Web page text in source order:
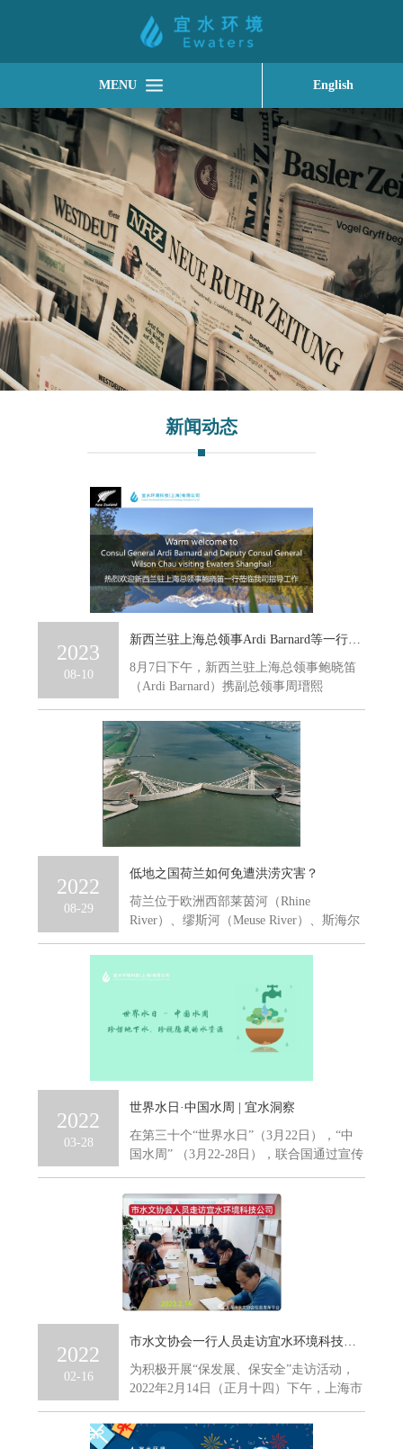
MENU English
新闻动态
2023
08-10
新西兰驻上海总领事Ardi Barnard等一行莅临考察宜水环境科技
8月7日下午，新西兰驻上海总领事鲍晓笛
（Ardi Barnard）携副总领事周瑨熙
2022
08-29
低地之国荷兰如何免遭洪涝灾害？
荷兰位于欧洲西部莱茵河（Rhine
River）、缪斯河（Meuse River）、斯海尔
2022
03-28
世界水日·中国水周 | 宜水洞察
在第三十个“世界水日”（3月22日），“中
国水周” （3月22-28日），联合国通过宣传
2022
02-16
市水文协会一行人员走访宜水环境科技公司
为积极开展“保发展、保安全”走访活动，
2022年2月14日（正月十四）下午，上海市